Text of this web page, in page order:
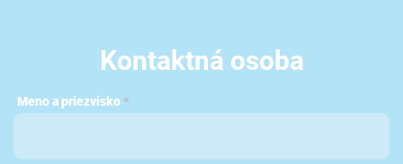
Kontaktná osoba
Meno a priezvisko*